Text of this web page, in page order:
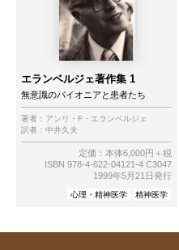
エランベルジェ著作集 1
無意識のパイオニアと患者たち
著者： アンリ・F・エランベルジェ
訳者： 中井久夫
定価：本体6,000円＋税
ISBN 978-4-622-04121-4 C3047
1999年5月21日発行
心理・精神医学 精神医学